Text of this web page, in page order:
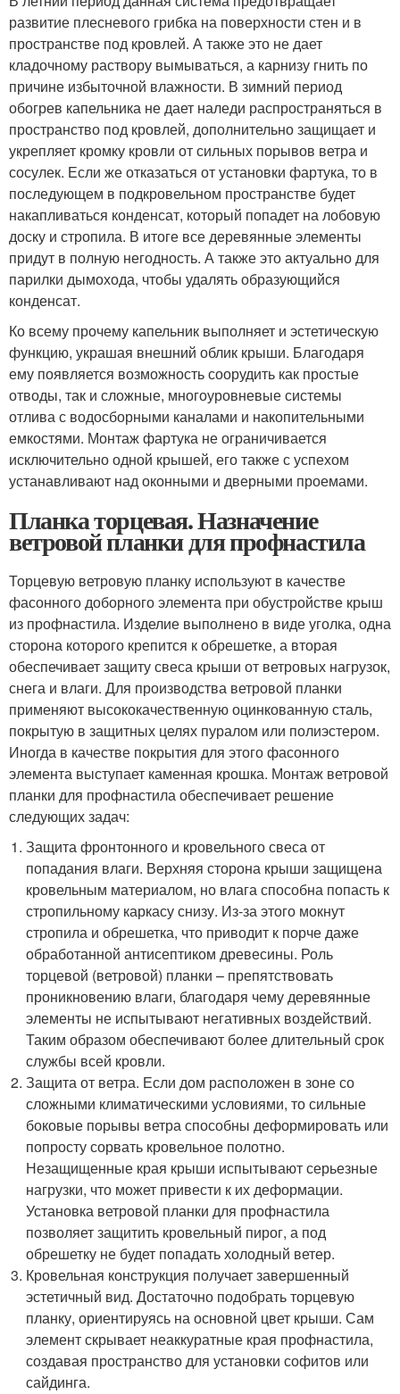
развитие плесневого грибка на поверхности стен и в
пространстве под кровлей. А также это не дает
кладочному раствору вымываться, а карнизу гнить по
причине избыточной влажности. В зимний период
обогрев капельника не дает наледи распространяться в
пространство под кровлей, дополнительно защищает и
укрепляет кромку кровли от сильных порывов ветра и
сосулек. Если же отказаться от установки фартука, то в
последующем в подкровельном пространстве будет
накапливаться конденсат, который попадет на лобовую
доску и стропила. В итоге все деревянные элементы
придут в полную негодность. А также это актуально для
парилки дымохода, чтобы удалять образующийся
конденсат.
Ко всему прочему капельник выполняет и эстетическую
функцию, украшая внешний облик крыши. Благодаря
ему появляется возможность соорудить как простые
отводы, так и сложные, многоуровневые системы
отлива с водосборными каналами и накопительными
емкостями. Монтаж фартука не ограничивается
исключительно одной крышей, его также с успехом
устанавливают над оконными и дверными проемами.
Планка торцевая. Назначение
ветровой планки для профнастила
Торцевую ветровую планку используют в качестве
фасонного доборного элемента при обустройстве крыш
из профнастила. Изделие выполнено в виде уголка, одна
сторона которого крепится к обрешетке, а вторая
обеспечивает защиту свеса крыши от ветровых нагрузок,
снега и влаги. Для производства ветровой планки
применяют высококачественную оцинкованную сталь,
покрытую в защитных целях пуралом или полиэстером.
Иногда в качестве покрытия для этого фасонного
элемента выступает каменная крошка. Монтаж ветровой
планки для профнастила обеспечивает решение
следующих задач:
Защита фронтонного и кровельного свеса от
попадания влаги. Верхняя сторона крыши защищена
кровельным материалом, но влага способна попасть к
стропильному каркасу снизу. Из-за этого мокнут
стропила и обрешетка, что приводит к порче даже
обработанной антисептиком древесины. Роль
торцевой (ветровой) планки – препятствовать
проникновению влаги, благодаря чему деревянные
элементы не испытывают негативных воздействий.
Таким образом обеспечивают более длительный срок
службы всей кровли.
Защита от ветра. Если дом расположен в зоне со
сложными климатическими условиями, то сильные
боковые порывы ветра способны деформировать или
попросту сорвать кровельное полотно.
Незащищенные края крыши испытывают серьезные
нагрузки, что может привести к их деформации.
Установка ветровой планки для профнастила
позволяет защитить кровельный пирог, а под
обрешетку не будет попадать холодный ветер.
Кровельная конструкция получает завершенный
эстетичный вид. Достаточно подобрать торцевую
планку, ориентируясь на основной цвет крыши. Сам
элемент скрывает неаккуратные края профнастила,
создавая пространство для установки софитов или
сайдинга.